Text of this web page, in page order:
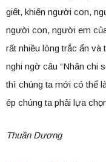
giết, khiến người con,
người con, người em
rất nhiều lòng trắc ẩn
nghi ngờ câu “Nhân chi
thì chúng ta mới có thể
ép chúng ta phải lựa
Thuần Dương